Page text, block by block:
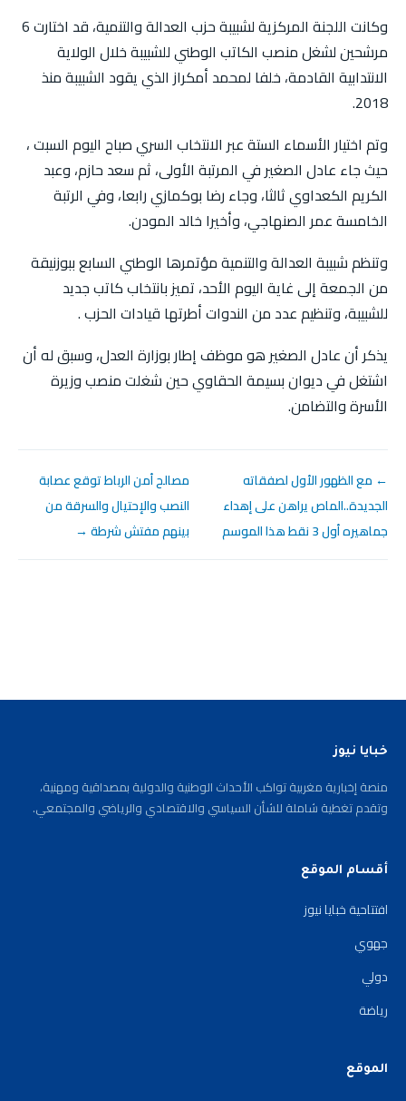
وكانت اللجنة المركزية لشبيبة حزب العدالة والتنمية، قد اختارت 6
مرشحين لشغل منصب الكاتب الوطني للشبيبة خلال الولاية
الانتدابية القادمة، خلفا لمحمد أمكراز الذي يقود الشبيبة منذ
2018.
وتم اختيار الأسماء الستة عبر الانتخاب السري صباح اليوم السبت ،
حيث جاء عادل الصغير في المرتبة الأولى، ثم سعد حازم، وعبد
الكريم الكعداوي ثالثا، وجاء رضا بوكمازي رابعا، وفي الرتبة
الخامسة عمر الصنهاجي، وأخيرا خالد المودن.
وتنظم شبيبة العدالة والتنمية مؤتمرها الوطني السابع ببوزنيقة
من الجمعة إلى غاية اليوم الأحد، تميز بانتخاب كاتب جديد
للشبيبة، وتنظيم عدد من الندوات أطرتها قيادات الحزب .
يذكر أن عادل الصغير هو موظف إطار بوزارة العدل، وسبق له أن
اشتغل في ديوان بسيمة الحقاوي حين شغلت منصب وزيرة
الأسرة والتضامن.
← مع الظهور الأول لصفقاته
الجديدة..الماص يراهن على إهداء
جماهيره أول 3 نقط هذا الموسم
مصالح أمن الرباط توقع عصابة
النصب والإحتيال والسرقة من
بينهم مفتش شرطة →
خبايا نيوز
منصة إخبارية مغربية تواكب الأحداث الوطنية والدولية بمصداقية ومهنية،
وتقدم تغطية شاملة للشأن السياسي والاقتصادي والرياضي والمجتمعي.
أقسام الموقع
افتتاحية خبايا نيوز
جهوي
دولي
رياضة
الموقع